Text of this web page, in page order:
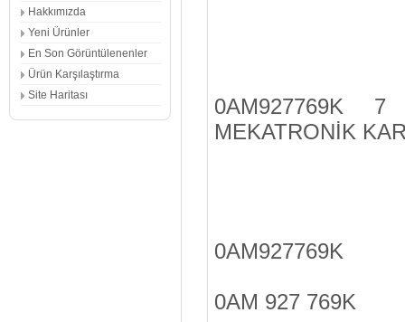
Hakkımızda
Yeni Ürünler
En Son Görüntülenenler
Ürün Karşılaştırma
Site Haritası
0AM927769K
MEKATRONİK
0AM927769K
0AM 927 769K